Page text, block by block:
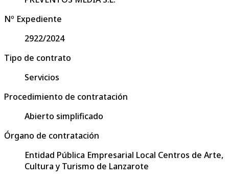
Nº Expediente
2922/2024
Tipo de contrato
Servicios
Procedimiento de contratación
Abierto simplificado
Órgano de contratación
Entidad Pública Empresarial Local Centros de Arte,
Cultura y Turismo de Lanzarote